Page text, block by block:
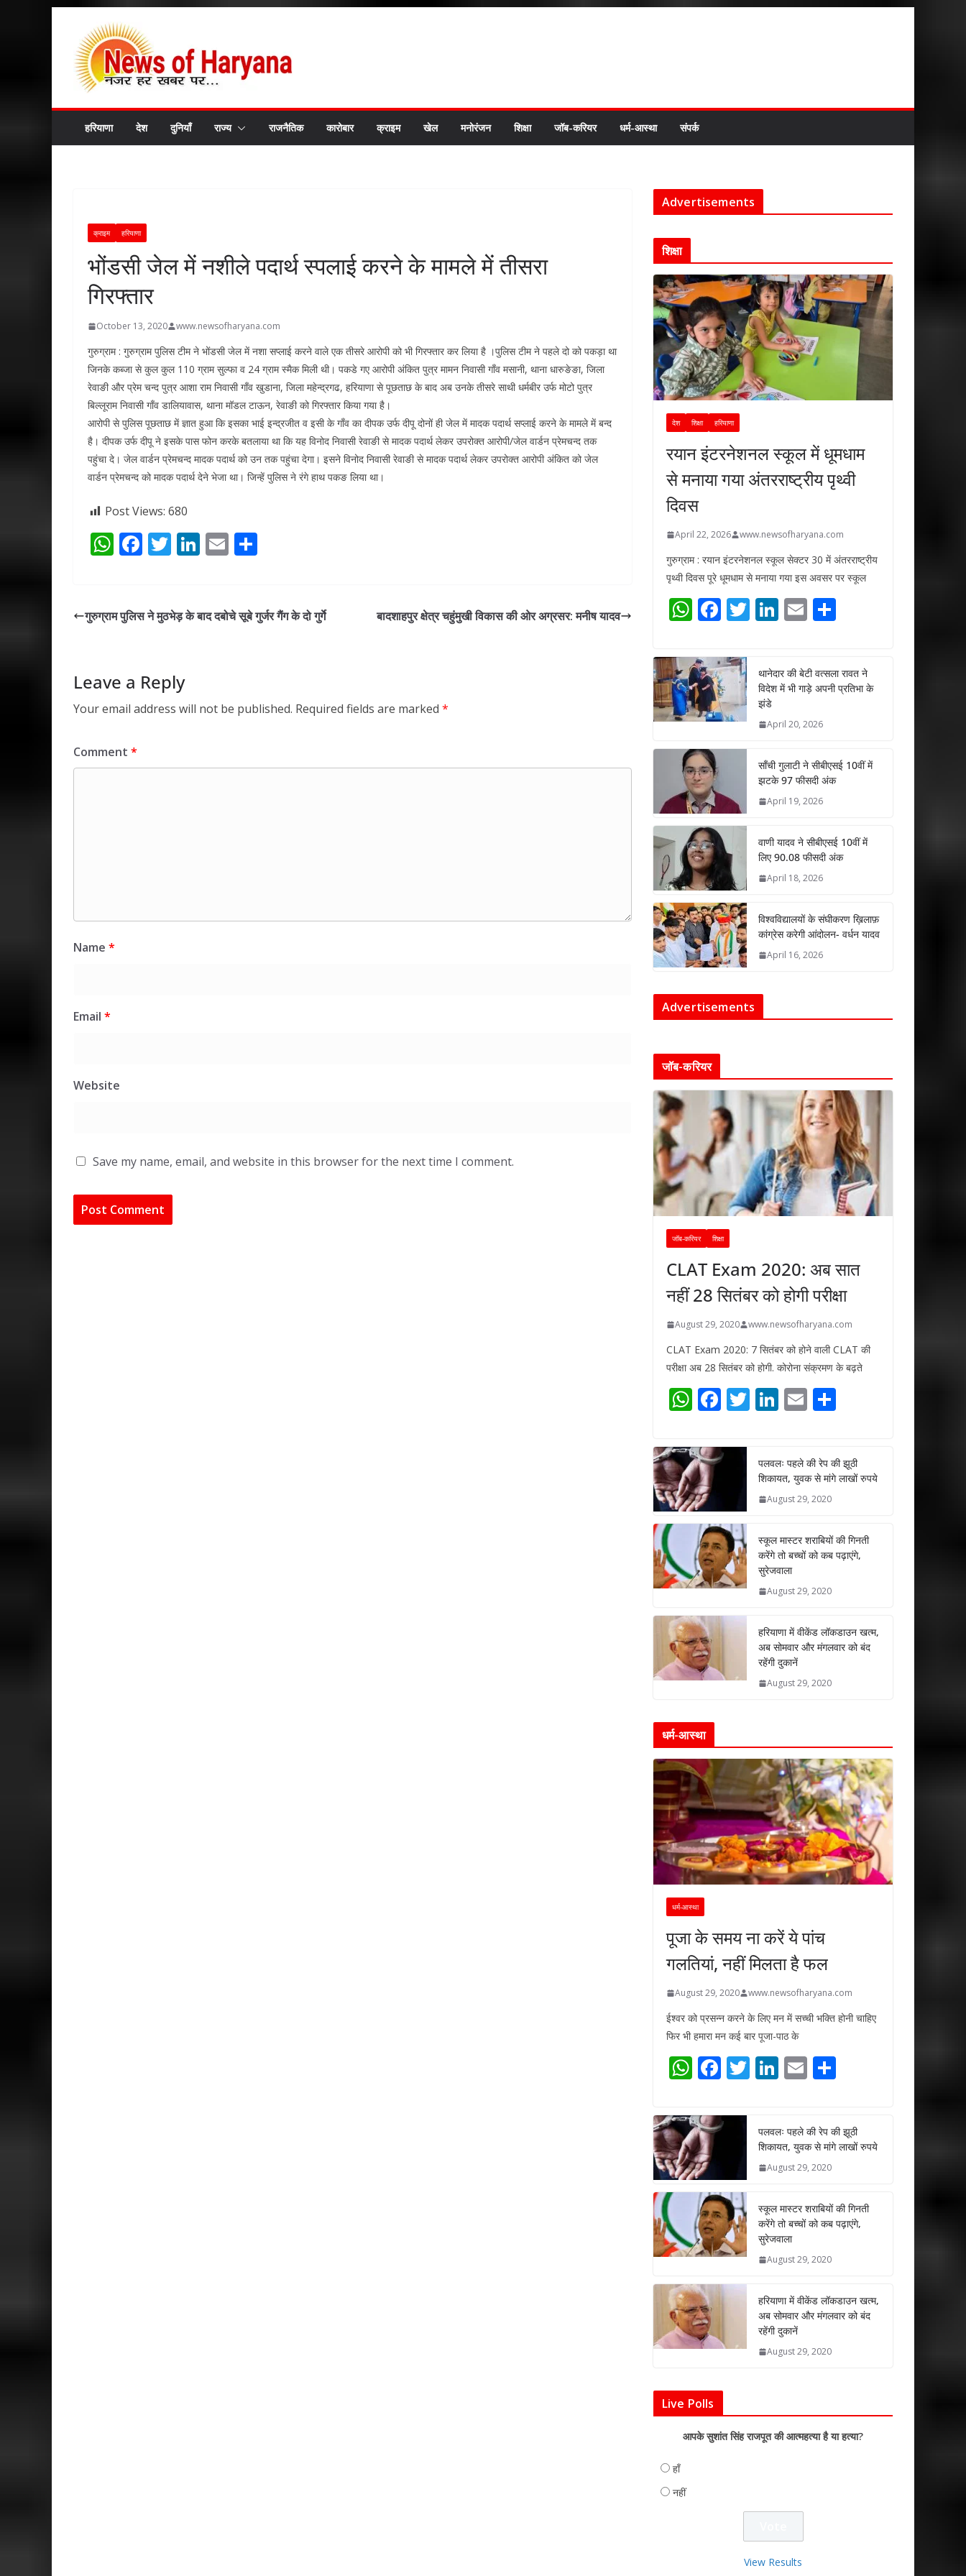
content
हरियाणा देश दुनियाँ राज्य राजनैतिक कारोबार क्राइम खेल मनोरंजन शिक्षा जॉब-करियर धर्म-आस्था संपर्क
क्राइम हरियाणा
भोंडसी जेल में नशीले पदार्थ स्पलाई करने के मामले में तीसरा
गिरफ्तार
October 13, 2020 www.newsofharyana.com
गुरुग्राम : गुरुग्राम पुलिस टीम ने भोंडसी जेल में नशा सप्लाई करने वाले एक तीसरे आरोपी को भी गिरफ्तार कर लिया है ।पुलिस टीम ने पहले दो को पकड़ा था
जिनके कब्जा से कुल कुल 110 ग्राम सुल्फा व 24 ग्राम स्मैक मिली थी। पकडे गए आरोपी अंकित पुत्र मामन निवासी गाँव मसानी, थाना धारुङेङा, जिला
रेवाङी और प्रेम चन्द पुत्र आशा राम निवासी गाँव खुडाना, जिला महेन्द्रगढ, हरियाणा से पूछताछ के बाद अब उनके तीसरे साथी धर्मबीर उर्फ मोटो पुत्र
बिल्लूराम निवासी गाँव डालियावास, थाना मॉडल टाऊन, रेवाङी को गिरफ्तार किया गया है।
आरोपी से पुलिस पूछताछ में ज्ञात हुआ कि इसका भाई इन्द्रजीत व इसी के गाँव का दीपक उर्फ दीपू दोनों ही जेल में मादक पदार्थ सप्लाई करने के मामले में बन्द
है। दीपक उर्फ दीपू ने इसके पास फोन करके बतलाया था कि यह विनोद निवासी रेवाङी से मादक पदार्थ लेकर उपरोक्त आरोपी/जेल वार्डन प्रेमचन्द तक
पहुंचा दे। जेल वार्डन प्रेमचन्द मादक पदार्थ को उन तक पहुंचा देगा। इसने विनोद निवासी रेवाङी से मादक पदार्थ लेकर उपरोक्त आरोपी अंकित को जेल
वार्डन प्रेमचन्द को मादक पदार्थ देने भेजा था। जिन्हें पुलिस ने रंगे हाथ पकङ लिया था।
Post Views: 680
W
s
p
F
b
k
T
er
Li
e
E
l e
गुरुग्राम पुलिस ने मुठभेड़ के बाद दबोचे सूबे गुर्जर गैंग के दो गुर्गे बादशाहपुर क्षेत्र चहुंमुखी विकास की ओर अग्रसर: मनीष यादव
Leave a Reply
Your email address will not be published. Required fields are marked *
Comment *
Name *
Email *
Website
Save my name, email, and website in this browser for the next time I comment.
Advertisements
शिक्षा
देश शिक्षा हरियाणा
रयान इंटरनेशनल स्कूल में धूमधाम
से मनाया गया अंतरराष्ट्रीय पृथ्वी
दिवस
April 22, 2026 www.newsofharyana.com
गुरुग्राम : रयान इंटरनेशनल स्कूल सेक्टर 30 में अंतरराष्ट्रीय
पृथ्वी दिवस पूरे धूमधाम से मनाया गया इस अवसर पर स्कूल
W
at
s
A
p
p
F
e
b
o
o
k
T
er
Li
e
dI
n
E
l e
थानेदार की बेटी वत्सला रावत ने
विदेश में भी गाड़े अपनी प्रतिभा के
झंडे
April 20, 2026
साँची गुलाटी ने सीबीएसई 10वीं में
झटके 97 फीसदी अंक
April 19, 2026
वाणी यादव ने सीबीएसई 10वीं में
लिए 90.08 फीसदी अंक
April 18, 2026
विश्वविद्यालयों के संघीकरण ख़िलाफ़
कांग्रेस करेगी आंदोलन- वर्धन यादव
April 16, 2026
Advertisements
जॉब-करियर
जॉब-करियर शिक्षा
CLAT Exam 2020: अब सात
नहीं 28 सितंबर को होगी परीक्षा
August 29, 2020 www.newsofharyana.com
CLAT Exam 2020: 7 सितंबर को होने वाली CLAT की
परीक्षा अब 28 सितंबर को होगी. कोरोना संक्रमण के बढ़ते
W
at
s
A
p
p
F
e
b
o
k
T
er
Li
e
dI
n
E
l e
पलवलः पहले की रेप की झूठी
शिकायत, युवक से मांगे लाखों रुपये
August 29, 2020
स्कूल मास्टर शराबियों की गिनती
करेंगे तो बच्चों को कब पढ़ाएंगे,
सुरेजवाला
August 29, 2020
हरियाणा में वीकेंड लॉकडाउन खत्म,
अब सोमवार और मंगलवार को बंद
रहेंगी दुकानें
August 29, 2020
धर्म-आस्था
धर्म-आस्था
पूजा के समय ना करें ये पांच
गलतियां, नहीं मिलता है फल
August 29, 2020 www.newsofharyana.com
ईश्वर को प्रसन्न करने के लिए मन में सच्ची भक्ति होनी चाहिए
फिर भी हमारा मन कई बार पूजा-पाठ के
W
at
s
A
p
p
F
e
b
o
k
T
er
Li
e
dI
n
E
l e
पलवलः पहले की रेप की झूठी
शिकायत, युवक से मांगे लाखों रुपये
August 29, 2020
स्कूल मास्टर शराबियों की गिनती
करेंगे तो बच्चों को कब पढ़ाएंगे,
सुरेजवाला
August 29, 2020
हरियाणा में वीकेंड लॉकडाउन खत्म,
अब सोमवार और मंगलवार को बंद
रहेंगी दुकानें
August 29, 2020
Live Polls
आपके सुशांत सिंह राजपूत की आत्महत्या है या हत्या?
हाँ
नहीं
View Results